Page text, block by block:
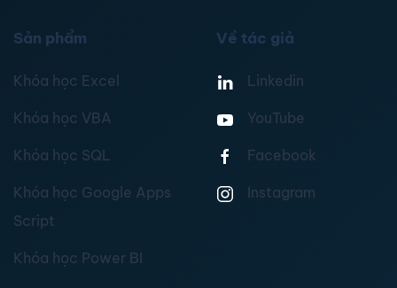
Sản phẩm
Khóa học Excel
Khóa học VBA
Khóa học SQL
Khóa học Google Apps
Script
Khóa học Power BI
Về tác giả
Linkedin
YouTube
Facebook
Instagram